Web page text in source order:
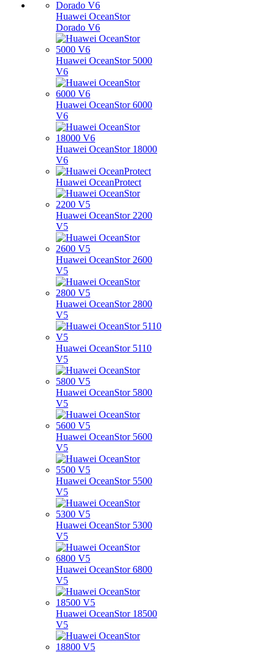
Huawei OceanStor
Dorado V6
Huawei OceanStor 5000
V6
Huawei OceanStor 6000
V6
Huawei OceanStor 18000
V6
Huawei OceanProtect
Huawei OceanStor 2200
V5
Huawei OceanStor 2600
V5
Huawei OceanStor 2800
V5
Huawei OceanStor 5110
V5
Huawei OceanStor 5800
V5
Huawei OceanStor 5600
V5
Huawei OceanStor 5500
V5
Huawei OceanStor 5300
V5
Huawei OceanStor 6800
V5
Huawei OceanStor 18500
V5